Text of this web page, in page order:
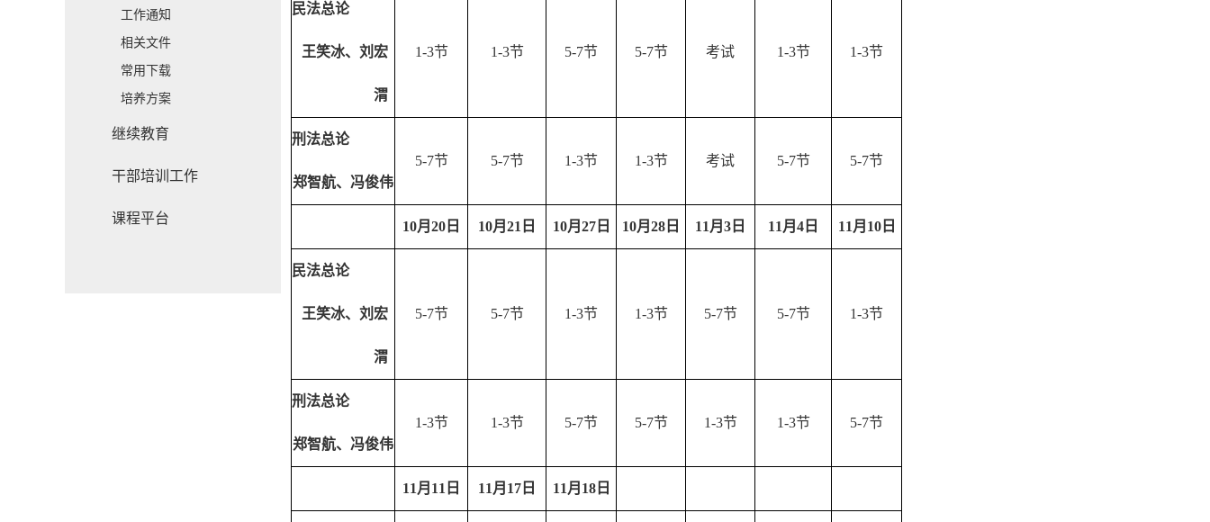
工作通知
相关文件
常用下载
培养方案
继续教育
干部培训工作
课程平台
民法总论
王笑冰、刘宏
渭
1-3节 1-3节 5-7节 5-7节 考试 1-3节 1-3节
刑法总论
郑智航、冯俊伟
5-7节 5-7节 1-3节 1-3节 考试 5-7节 5-7节
10月20 日 10月21 日 10月27日 10月28 日 11 月3 日 11 月4 日 11 月10日
民法总论
王笑冰、刘宏
渭
5-7节 5-7节 1-3节 1-3节 5-7节 5-7节 1-3节
刑法总论
郑智航、冯俊伟
1-3节 1-3节 5-7节 5-7节 1-3节 1-3节 5-7节
11 月11 日 11 月17 日 11 月18日